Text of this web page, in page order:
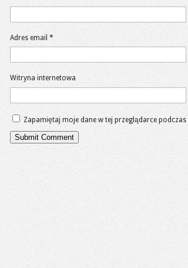
Adres email *
Witryna internetowa
Zapamiętaj moje dane w tej przeglądarce